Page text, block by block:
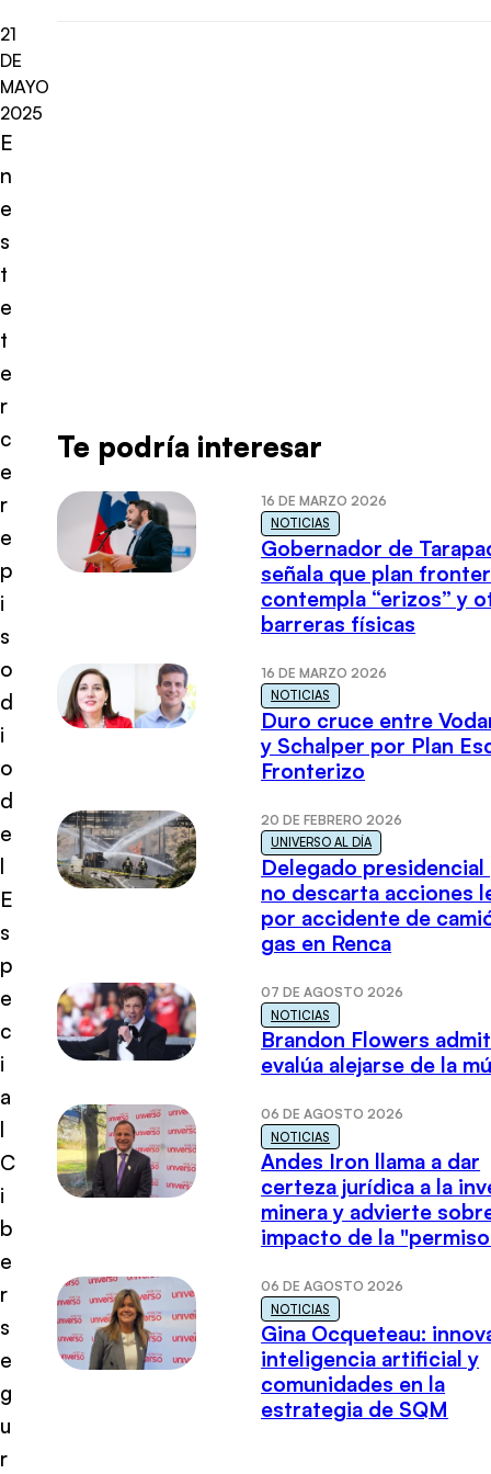
21
DE
MAYO
2025
E
n
e
s
t
e
t
e
r
c
e
r
e
p
i
s
o
d
i
o
d
e
l
E
s
p
e
c
i
a
l
C
i
b
e
r
s
e
g
u
r
Te podría interesar
16 DE MARZO 2026
NOTICIAS
Gobernador de
señala que plan
contempla “erizos” y
barreras físicas
16 DE MARZO 2026
NOTICIAS
Duro cruce entre
y Schalper por Plan
Fronterizo
20 DE FEBRERO 2026
UNIVERSO AL DÍA
Delegado presidencial
no descarta acciones
por accidente de
gas en Renca
07 DE AGOSTO 2026
NOTICIAS
Brandon Flowers
evalúa alejarse de la
06 DE AGOSTO 2026
NOTICIAS
Andes Iron llama a dar
certeza jurídica a la
minera y advierte
impacto de la
06 DE AGOSTO 2026
NOTICIAS
Gina Ocqueteau:
inteligencia artificial y
comunidades en la
estrategia de SQM